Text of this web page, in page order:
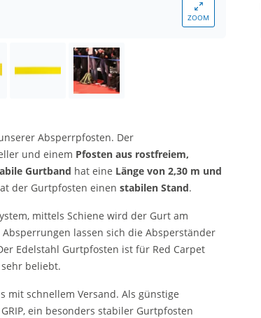
ZOOM
Absperrpfosten. Der
und einem Pfosten aus rostfreiem,
Gurtband hat eine Länge von 2,30 m und
der Gurtpfosten einen stabilen Stand.
mittels Schiene wird der Gurt am
lassen sich die Absperständer
Edelstahl Gurtpfosten ist für Red Carpet
beliebt.
mit schnellem Versand. Als günstige
GRIP, ein besonders stabiler Gurtpfosten